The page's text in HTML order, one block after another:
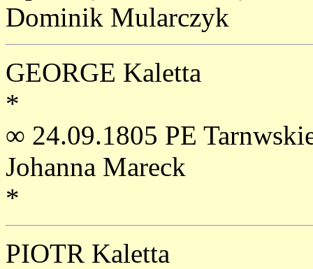
Dominik Mularczyk
GEORGE Kaletta
*
∞ 24.09.1805 PE
Johanna Mareck
*
PIOTR Kaletta